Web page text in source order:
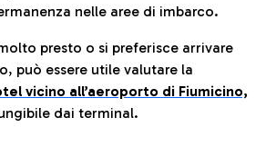
nelle aree di imbarco.
presto o si preferisce arrivare
può essere utile valutare la
vicino all’aeroporto di Fiumicino,
dai terminal.